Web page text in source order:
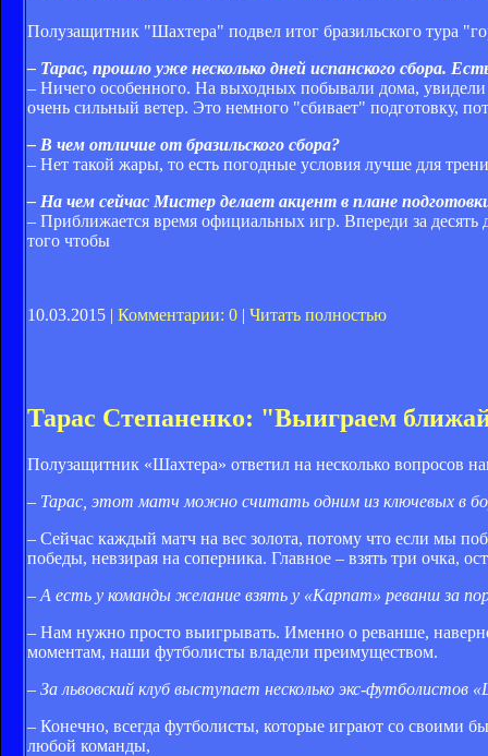
Полузащитник "Шахтера" подвел итог бразильского тура
– Тарас, прошло уже несколько дней испанского сбора.
– Ничего особенного. На выходных побывали дома,
очень сильный ветер. Это немного "сбивает" подготовку,
– В чем отличие от бразильского сбора?
– Нет такой жары, то есть погодные условия лучше для
– На чем сейчас Мистер делает акцент в плане
– Приближается время официальных игр. Впереди за десять
того чтобы
10.03.2015 | Комментарии: 0 | Читать полностью
Тарас Степаненко: "Выиграем
Полузащитник «Шахтера» ответил на несколько вопросов
– Тарас, этот матч можно считать одним из ключевых в
– Сейчас каждый матч на вес золота, потому что если мы
победы, невзирая на соперника. Главное – взять три очка,
– А есть у команды желание взять у «Карпат» реванш за
– Нам нужно просто выигрывать. Именно о реванше,
моментам, наши футболисты владели преимуществом.
– За львовский клуб выступает несколько экс-
– Конечно, всегда футболисты, которые играют со своими
любой команды,